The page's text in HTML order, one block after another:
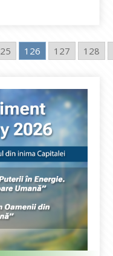
126 127 128